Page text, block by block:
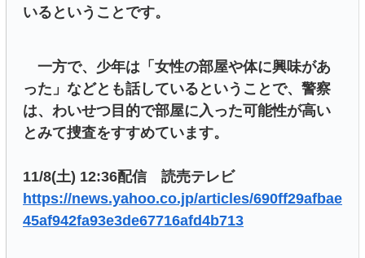
いるということです。
一方で、少年は「女性の部屋や体に興味があ
った」などとも話しているということで、警察
は、わいせつ目的で部屋に入った可能性が高い
とみて捜査をすすめています。
11/8(土) 12:36配信 読売テレビ
https://news.yahoo.co.jp/articles/690ff29afbae
45af942fa93e3de67716afd4b713